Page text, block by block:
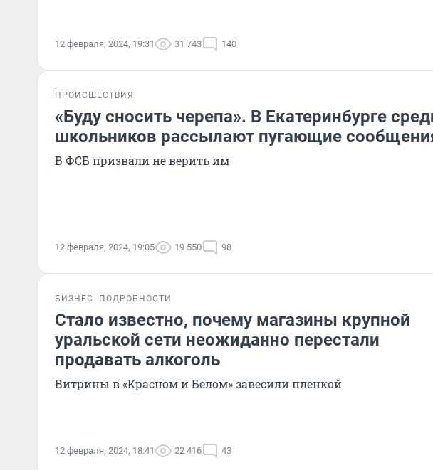
12 февраля, 2024, 19:31 31 743 140
ПРОИСШЕСТВИЯ
«Буду сносить черепа». В Екатеринбурге
школьников рассылают пугающие
В ФСБ призвали не верить им
12 февраля, 2024, 19:05 19 550 98
БИЗНЕС ПОДРОБНОСТИ
Стало известно, почему магазины крупной
уральской сети неожиданно перестали
продавать алкоголь
Витрины в «Красном и Белом» завесили пленкой
12 февраля, 2024, 18:41 22 416 43